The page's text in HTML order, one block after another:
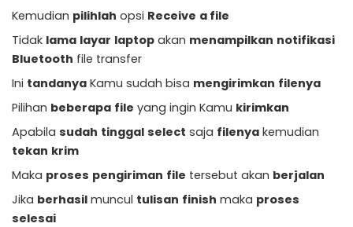
Kemudian pilihlah opsi Receive a file
Tidak lama layar laptop akan menampilkan notifikasi
Bluetooth file transfer
Ini tandanya Kamu sudah bisa mengirimkan filenya
Pilihan beberapa file yang ingin Kamu kirimkan
Apabila sudah tinggal select saja filenya kemudian
tekan krim
Maka proses pengiriman file tersebut akan berjalan
Jika berhasil muncul tulisan finish maka proses
selesai